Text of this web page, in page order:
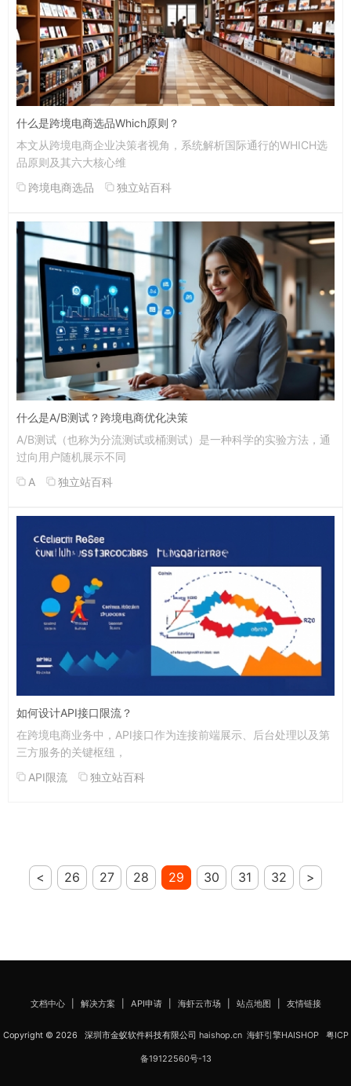
什么是跨境电商选品Which原则？
本文从跨境电商企业决策者视角，系统解析国际通行的WHICH选
品原则及其六大核心维
跨境电商选品
独立站百科
什么是A/B测试？跨境电商优化决策
A/B测试（也称为分流测试或桶测试）是一种科学的实验方法，通
过向用户随机展示不同
A
独立站百科
如何设计API接口限流？
在跨境电商业务中，API接口作为连接前端展示、后台处理以及第
三方服务的关键枢纽，
API限流
独立站百科
< 26 27 28 29 30 31 32 >
文档中心| 解决方案 API申请| 海虾云市场| 站点地图 友情链接
Copyright © 2026 深圳市金蚁软件科技有限公司 haishop.cn 海虾引擎HAISHOP 粤ICP
备19122560号-13